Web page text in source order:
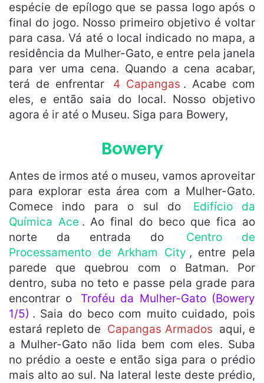
espécie de epílogo que se passa logo após o
final do jogo. Nosso primeiro objetivo é voltar
para casa. Vá até o local indicado no mapa, a
residência da Mulher-Gato, e entre pela janela
para ver uma cena. Quando a cena acabar,
terá de enfrentar
4 Capangas . Acabe com
eles, e então saia do local. Nosso objetivo
agora é ir até o Museu. Siga para Bowery,
Bowery
Antes de irmos até o museu, vamos aproveitar
para explorar esta área com a Mulher-Gato.
Comece indo para o sul do
Edifício da
Química Ace . Ao final do beco que fica ao
norte da entrada do
Centro de
Processamento de Arkham City , entre pela
parede que quebrou com o Batman. Por
dentro, suba no teto e passe pela grade para
encontrar o
Troféu da Mulher-Gato (Bowery
1/5) . Saia do beco com muito cuidado, pois
estará repleto de Capangas Armados aqui, e
a Mulher-Gato não lida bem com eles. Suba
no prédio a oeste e então siga para o prédio
mais alto ao sul. Na lateral leste deste prédio,